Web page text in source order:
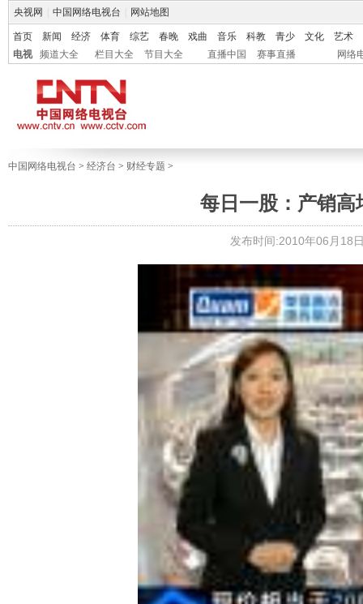
央视网 中国网络电视台 网站地图
首页 新闻 经济 体育 综艺 春晚 戏曲 音乐 科教 青少 文化
艺术
电视
频道大全 栏目大全 节目大全 直播中国 赛事直播 网络
中国网络电视台 > 经济台 > 财经专题 >
每日一股：产销高
发布时间:2010年06月18